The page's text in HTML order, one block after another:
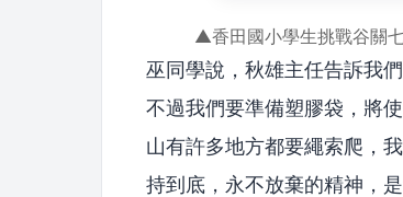
▲香田國小學生挑戰谷關
巫同學說，秋雄主任告訴我
不過我們要準備塑膠袋，將
山有許多地方都要繩索爬，
持到底，永不放棄的精神，